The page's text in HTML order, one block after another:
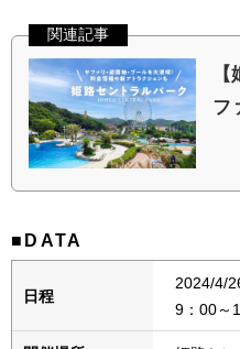
■DATA
日程
2024/4/
9：00～